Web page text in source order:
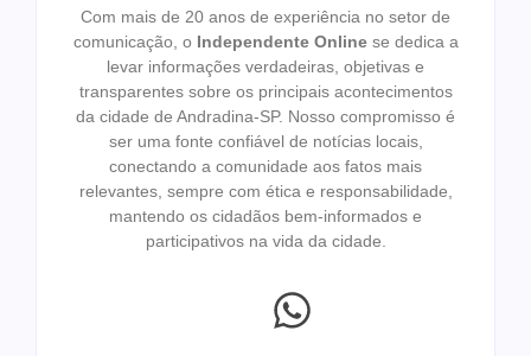
Com mais de 20 anos de experiência no setor de
comunicação, o Independente Onlinese dedica a
levar informações verdadeiras, objetivas e
transparentes sobre os principais acontecimentos
da cidade de Andradina-SP. Nosso compromisso é
ser uma fonte confiável de notícias locais,
conectando a comunidade aos fatos mais
relevantes, sempre com ética e responsabilidade,
mantendo os cidadãos bem-informados e
participativos na vida da cidade.